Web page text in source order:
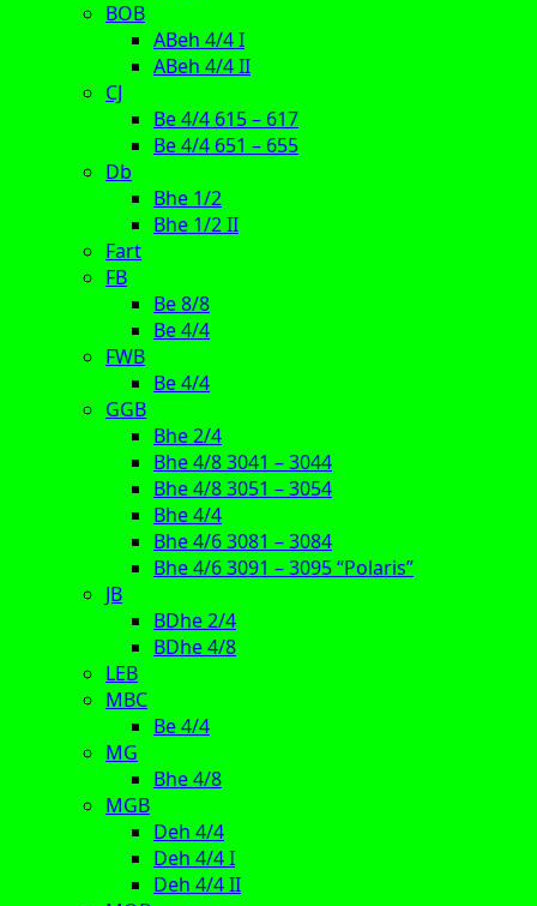
BOB
ABeh 4/4 I
ABeh 4/4 II
CJ
Be 4/4 615 – 617
Be 4/4 651 – 655
Db
Bhe 1/2
Bhe 1/2 II
Fart
FB
Be 8/8
Be 4/4
FWB
Be 4/4
GGB
Bhe 2/4
Bhe 4/8 3041 – 3044
Bhe 4/8 3051 – 3054
Bhe 4/4
Bhe 4/6 3081 – 3084
Bhe 4/6 3091 – 3095 “Polaris”
JB
BDhe 2/4
BDhe 4/8
LEB
MBC
Be 4/4
MG
Bhe 4/8
MGB
Deh 4/4
Deh 4/4 I
Deh 4/4 II